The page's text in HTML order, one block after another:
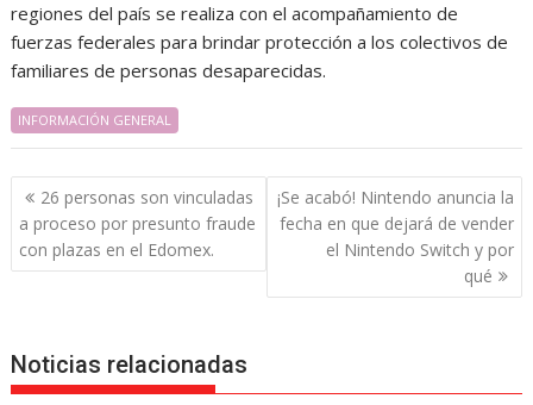
regiones del país se realiza con el acompañamiento de
fuerzas federales para brindar protección a los colectivos de
familiares de personas desaparecidas.
INFORMACIÓN GENERAL
Navegación
de
entradas
26 personas son vinculadas
a proceso por presunto fraude
con plazas en el Edomex.
¡Se acabó! Nintendo anuncia la
fecha en que dejará de vender
el Nintendo Switch y por
qué
Noticias relacionadas